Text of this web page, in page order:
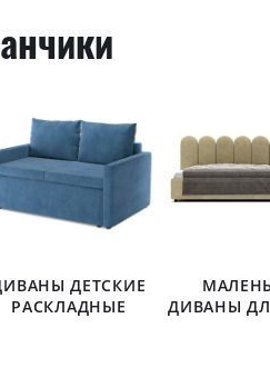
ДЕТСКИЕ
РАСКЛАДНЫЕ
ДИВАНЫ